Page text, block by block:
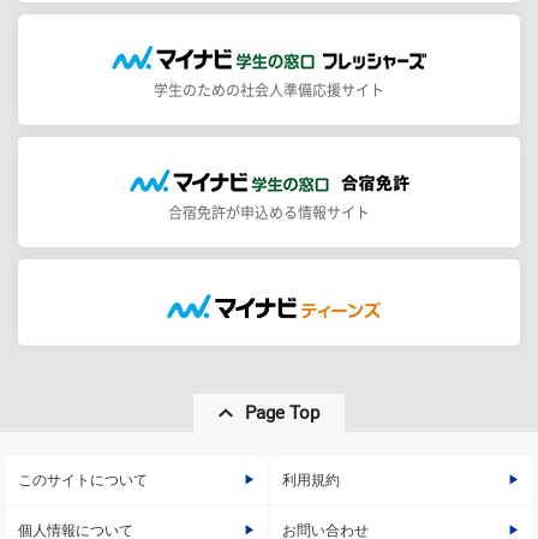
学生のための社会人準備応援サイト
合宿免許が申込める情報サイト
Page Top
このサイトについて 利用規約
個人情報について お問い合わせ